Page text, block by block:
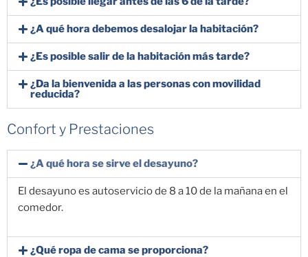
¿A qué hora debemos desalojar la habitación?
¿Es posible salir de la habitación más tarde?
¿Da la bienvenida a las personas con movilidad
reducida?
Confort y Prestaciones
¿A qué hora se sirve el desayuno?
El desayuno es autoservicio de 8 a 10 de la mañana en el
comedor.
¿Qué ropa de cama se proporciona?